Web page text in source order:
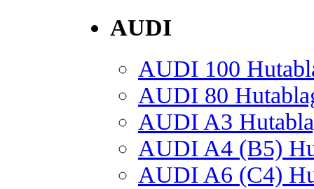
AUDI
AUDI 100
AUDI 80
AUDI A3
AUDI A4 (B5)
AUDI A6 (C4)